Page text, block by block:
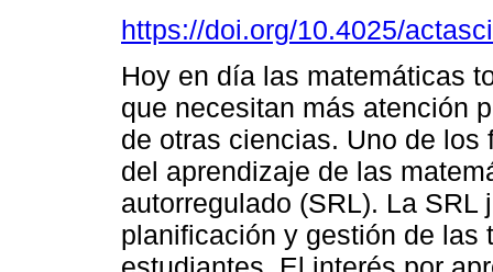
https://doi.org/10.4025/
Hoy en día las matemáticas
que necesitan más atención
de otras ciencias. Uno de
del aprendizaje de las
autorregulado (SRL). La
planificación y gestión de las